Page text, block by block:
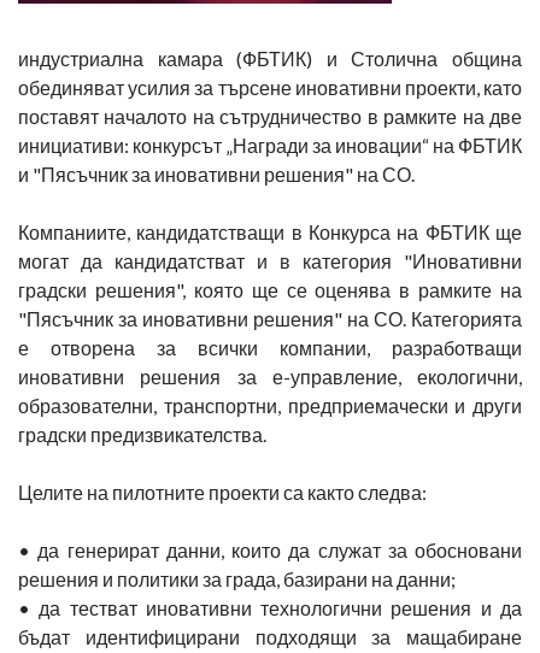
индустриална камара (ФБТИК) и Столична община
обединяват усилия за търсене иновативни проекти, като
поставят началото на сътрудничество в рамките на две
инициативи: конкурсът „Награди за иновации“ на ФБТИК
и "Пясъчник за иновативни решения" на СО.
Компаниите, кандидатстващи в Конкурса на ФБТИК ще
могат да кандидатстват и в категория "Иновативни
градски решения", която ще се оценява в рамките на
"Пясъчник за иновативни решения" на СО. Категорията
е отворена за всички компании, разработващи
иновативни решения за е-управление, екологични,
образователни, транспортни, предприемачески и други
градски предизвикателства.
Целите на пилотните проекти са както следва:
• да генерират данни, които да служат за обосновани
решения и политики за града, базирани на данни;
• да тестват иновативни технологични решения и да
бъдат идентифицирани подходящи за мащабиране